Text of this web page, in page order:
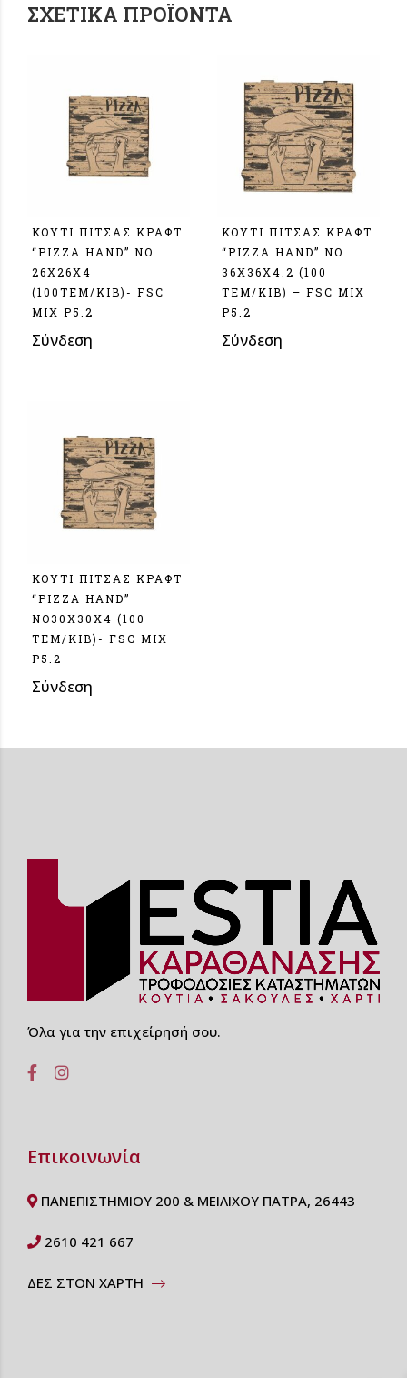
ΣΧΕΤΙΚΆ ΠΡΟΪΌΝΤΑ
ΚΟΥΤΙ ΠΙΤΣΑΣ ΚΡΑΦΤ
“PIZZA HAND” NO
26X26X4
(100TEM/KIB)- FSC
MIX P5.2
Σύνδεση
ΚΟΥΤΙ ΠΙΤΣΑΣ ΚΡΑΦΤ
“PIZZA HAND” NO
36X36X4.2 (100
TEM/KIB) – FSC MIX
P5.2
Σύνδεση
ΚΟΥΤΙ ΠΙΤΣΑΣ ΚΡΑΦΤ
“PIZZA HAND”
NO30X30X4 (100
TEM/KIB)- FSC MIX
P5.2
Σύνδεση
Όλα για την επιχείρησή σου.
Επικοινωνία
ΠΑΝΕΠΙΣΤΗΜΙΟΥ 200 & ΜΕΙΛΙΧΟΥ ΠΑΤΡΑ, 26443
2610 421 667
ΔΕΣ ΣΤΟΝ ΧΑΡΤΗ